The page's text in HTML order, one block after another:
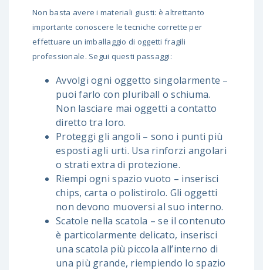
Non basta avere i materiali giusti: è altrettanto
importante conoscere le tecniche corrette per
effettuare un imballaggio di oggetti fragili
professionale. Segui questi passaggi:
Avvolgi ogni oggetto singolarmente –
puoi farlo con pluriball o schiuma.
Non lasciare mai oggetti a contatto
diretto tra loro.
Proteggi gli angoli – sono i punti più
esposti agli urti. Usa rinforzi angolari
o strati extra di protezione.
Riempi ogni spazio vuoto – inserisci
chips, carta o polistirolo. Gli oggetti
non devono muoversi al suo interno.
Scatole nella scatola – se il contenuto
è particolarmente delicato, inserisci
una scatola più piccola all’interno di
una più grande, riempiendo lo spazio